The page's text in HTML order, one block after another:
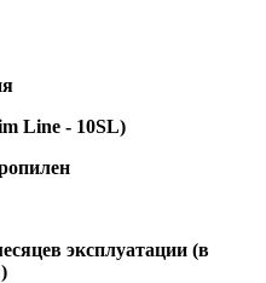
Line - 10SL)
эксплуатации (в